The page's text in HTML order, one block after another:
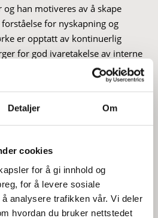
Detaljer Om
cookies
for å gi innhold og
for å levere sosiale
analysere trafikken vår. Vi deler
hvordan du bruker nettstedet
han motiveres av å skape
for nyskapning og
er opptatt av kontinuerlig
for god ivaretakelse av interne
Børke har vært ansvarlig for
for virksomhetsarkitektur
med prosjekt- og prosessledelse,
kvalitetsledelse og
mellom menneske,
Han er dedikert, inkluderende i